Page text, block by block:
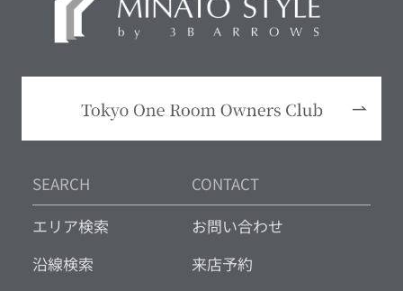
SEARCH
エリア検索
沿線検索
CONTACT
お問い合わせ
来店予約